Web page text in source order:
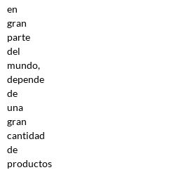
en
gran
parte
del
mundo,
depende
de
una
gran
cantidad
de
productos